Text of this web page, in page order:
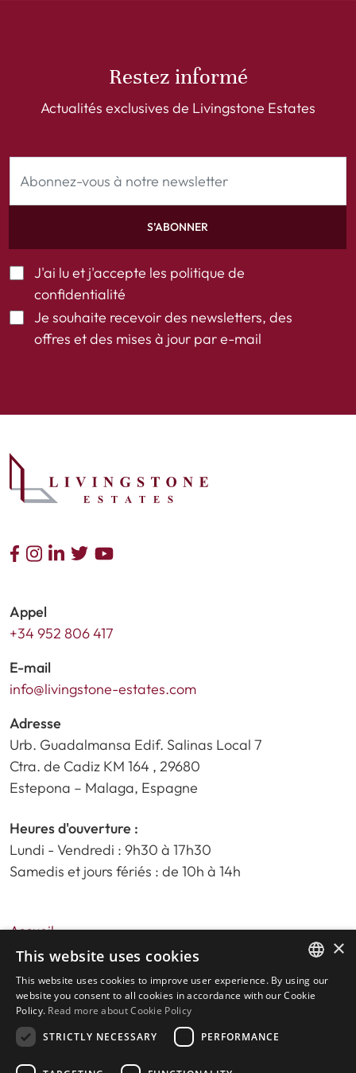
Restez informé
Actualités exclusives de Livingstone Estates
S’ABONNER
J'ai lu et j'accepte les politique de
confidentialité
Je souhaite recevoir des newsletters, des
offres et des mises à jour par e-mail
Appel
+34 952 806 417
E-mail
info@livingstone-estates.com
Adresse
Urb. Guadalmansa Edif. Salinas Local 7
Ctra. de Cadiz KM 164 , 29680
Estepona – Malaga, Espagne
Heures d'ouverture :
Lundi - Vendredi : 9h30 à 17h30
Samedis et jours fériés : de 10h à 14h
Accueil
Recherche de propriété
Veuillez nous évaluer
politique de confidentialité
Politique relative aux cookies
ENGLISH
×
This website uses cookies
This website uses cookies to improve user experience. By using our
website you consent to all cookies in accordance with our Cookie
Policy. Read more about Cookie Policy
STRICTLY NECESSARY
PERFORMANCE